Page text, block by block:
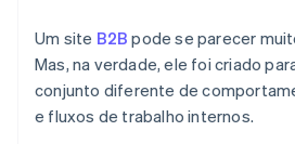
Um site B2B pode se parecer
Mas, na verdade, ele foi criado
conjunto diferente de
e fluxos de trabalho internos.